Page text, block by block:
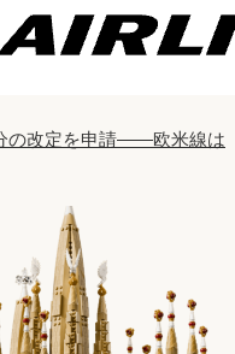
の改定を申請——欧米線は